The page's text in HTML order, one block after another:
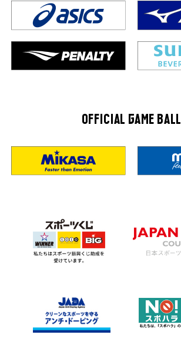
OFFICIAL GAME BALL